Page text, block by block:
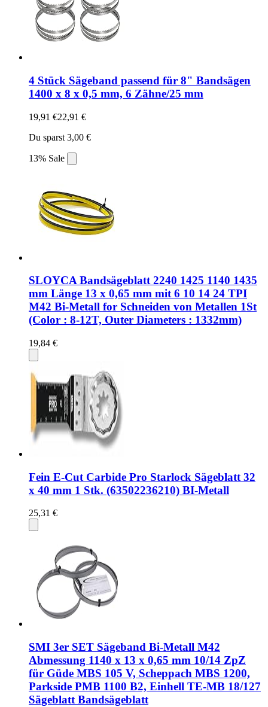
4 Stück Sägeband passend für 8" Bandsägen
1400 x 8 x 0,5 mm, 6 Zähne/25 mm
19,91 €22,91 €
Du sparst 3,00 €
13% Sale
SLOYCA Bandsägeblatt 2240 1425 1140 1435
mm Länge 13 x 0,65 mm mit 6 10 14 24 TPI
M42 Bi-Metall for Schneiden von Metallen 1St
(Color : 8-12T, Outer Diameters : 1332mm)
19,84 €
Fein E-Cut Carbide Pro Starlock Sägeblatt 32
x 40 mm 1 Stk. (63502236210) BI-Metall
25,31 €
SMI 3er SET Sägeband Bi-Metall M42
Abmessung 1140 x 13 x 0,65 mm 10/14 ZpZ
für Güde MBS 105 V, Scheppach MBS 1200,
Parkside PMB 1100 B2, Einhell TE-MB 18/127
Sägeblatt Bandsägeblatt